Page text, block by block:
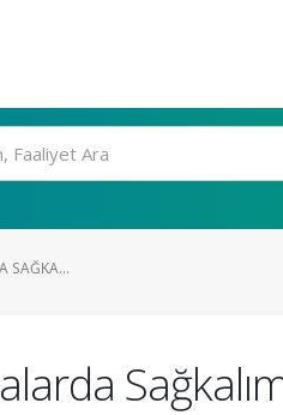
SAĞKA...